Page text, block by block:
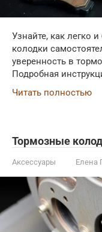
Узнайте, как легко
колодки
уверенность в
Подробная
Читать полностью
Тормозные
Аксессуары Елена